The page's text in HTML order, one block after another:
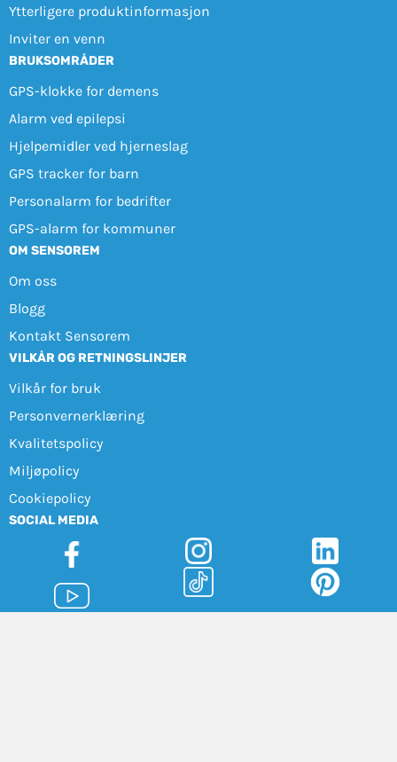
Ytterligere produktinformasjon
Inviter en venn
BRUKSOMRÅDER
GPS-klokke for demens
Alarm ved epilepsi
Hjelpemidler ved hjerneslag
GPS tracker for barn
Personalarm for bedrifter
GPS-alarm for kommuner
OM SENSOREM
Om oss
Blogg
Kontakt Sensorem
VILKÅR OG RETNINGSLINJER
Vilkår for bruk
Personvernerklæring
Kvalitetspolicy
Miljøpolicy
Cookiepolicy
SOCIAL MEDIA